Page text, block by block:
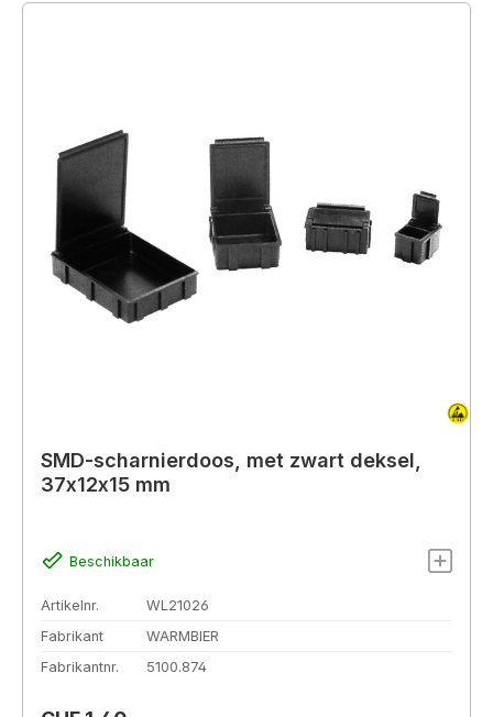
SMD-scharnierdoos, met zwart deksel,
37x12x15 mm
Beschikbaar
Artikelnr.
WL21026
Fabrikant
WARMBIER
Fabrikantnr.
5100.874